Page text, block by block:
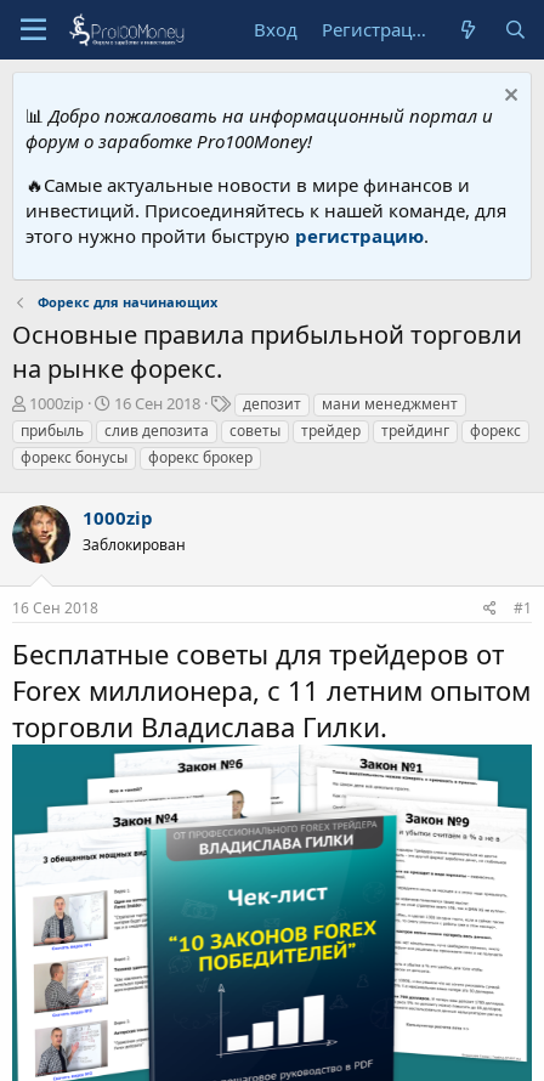
Вход Регистрация
📊 Добро пожаловать на информационный портал и
форум о заработке Pro100Money!
🔥Самые актуальные новости в мире финансов и
инвестиций. Присоединяйтесь к нашей команде, для
этого нужно пройти быструю регистрацию.
Форекс для начинающих
Основные правила прибыльной торговли
на рынке форекс.
А
в
т
о
т
е
м
1000zip
Д
а
т
а
а
а
16 Сен 2018
Т
е
г
и
депозит
мани менеджмент
прибыль
слив депозита советы трейдер трейдинг
форекс
форекс бонусы
форекс брокер
1000zip
Заблокирован
16 Сен 2018 #1
Бесплатные советы для трейдеров от
Forex миллионера, с 11 летним опытом
торговли Владислава Гилки.